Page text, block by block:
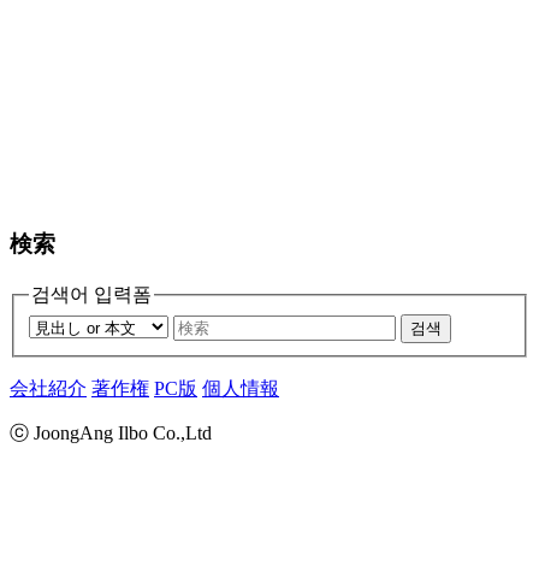
検索
검색어 입력폼
검색
会社紹介 著作権 PC版 個人情報
ⓒ JoongAng Ilbo Co.,Ltd